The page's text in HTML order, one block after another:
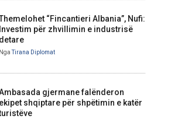
“Fincantieri Albania”, Nufi:
Investim për zhvillimin e industrisë
detare
NgaTirana Diplomat
gjermane falënderon
ekipet shqiptare për shpëtimin e katër